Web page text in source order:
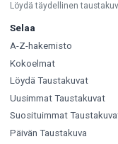
Löydä täydellinen
Selaa
A-Z-hakemisto
Kokoelmat
Löydä Taustakuvat
Uusimmat Taustakuvat
Suosituimmat
Päivän Taustakuva